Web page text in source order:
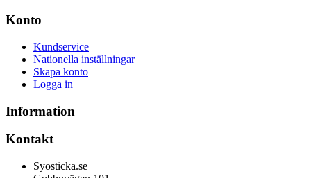
Konto
Kundservice
Nationella inställningar
Skapa konto
Logga in
Information
Kontakt
Syosticka.se